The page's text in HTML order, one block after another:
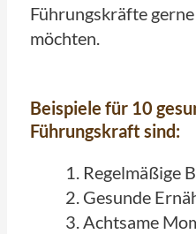
Führungskräfte
möchten.
Beispiele für 10
Führungskraft sind:
Regelmäßige
Gesunde
Achtsame